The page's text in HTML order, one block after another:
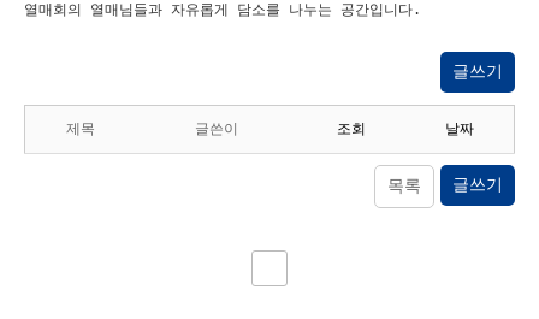
열매회의 열매님들과 자유롭게 담소를 나누는 공간입니다.
글쓰기
제목 글쓴이 조회 날짜
목록 글쓰기